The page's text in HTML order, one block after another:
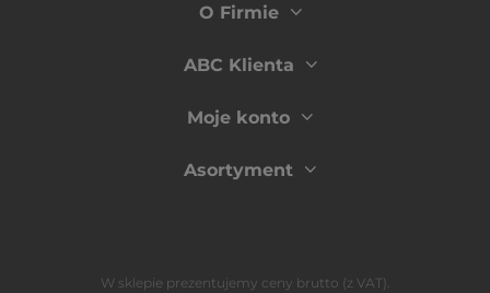
O Firmie
ABC Klienta
Moje konto
Asortyment
W sklepie prezentujemy ceny brutto (z VAT).